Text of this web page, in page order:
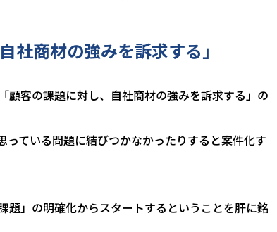
社商材の強みを訴求する」
客の課題に対し、自社商材の強みを訴求する」の
ている問題に結びつかなかったりすると案件化す
題」の明確化からスタートするということを肝に銘